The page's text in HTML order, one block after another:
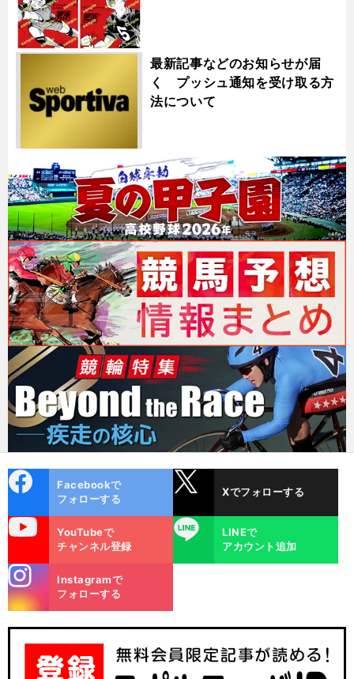
最新記事などのお知らせが届
く プッシュ通知を受け取る方
法について
ok
Facebookで
フォローする
Xでフォローする
YouTubeで
チャンネル登録
LINE
LINEで
アカウント追加
m
Instagramで
フォローする